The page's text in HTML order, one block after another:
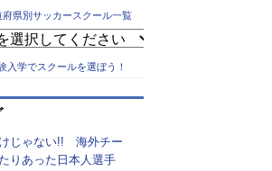
府県別サッカースクール一覧
入学でスクールを選ぼう！
じゃない!! 海外チー
りあった日本人選手